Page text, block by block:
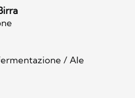
/ Ale